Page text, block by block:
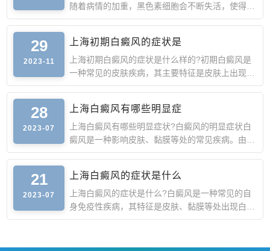
随着病情的加重，黑色素细胞会不断失活，使得白
斑的面积越来越大
29
2023-11
上海初期白癜风的症状是
上海初期白癜风的症状是什么样的?初期白癜风是
一种常见的皮肤疾病，其主要特征是皮肤上出现白
色斑块，这是由于
28
2023-07
上海白癜风有哪些明显症
上海白癜风有哪些明显症状?白癜风的明显症状白
癜风是一种影响皮肤、黏膜等处的常见疾病。由于
症状不同，白癜风
21
2023-07
上海白癜风的症状是什么
上海白癜风的症状是什么?白癜风是一种常见的自
身免疫性疾病，其特征是皮肤、黏膜等处出现白色
斑块。此病虽然不